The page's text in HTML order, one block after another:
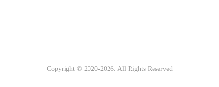
Copyright © 2020-2026. All Rights Reserved